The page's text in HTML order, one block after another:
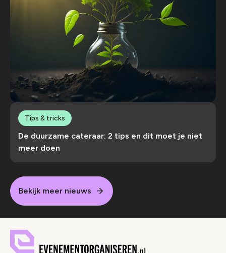
De duurzame cateraar: 2 tips en dit moet je niet
meer doen
Tips & tricks
Bekijk meer nieuws